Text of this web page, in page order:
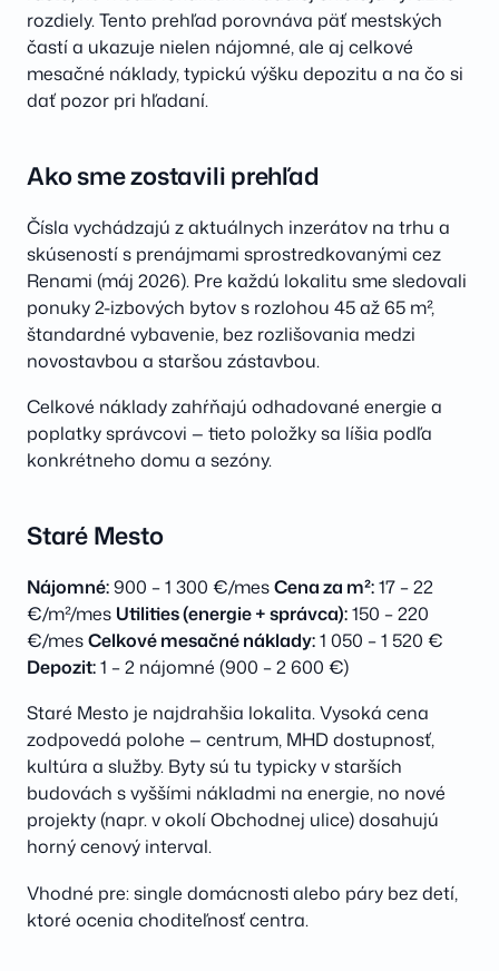
rozdiely. Tento prehľad porovnáva päť mestských
častí a ukazuje nielen nájomné, ale aj celkové
mesačné náklady, typickú výšku depozitu a na čo si
dať pozor pri hľadaní.
Ako sme zostavili prehľad
Čísla vychádzajú z aktuálnych inzerátov na trhu a
skúseností s prenájmami sprostredkovanými cez
Renami (máj 2026). Pre každú lokalitu sme sledovali
ponuky 2-izbových bytov s rozlohou 45 až 65 m²,
štandardné vybavenie, bez rozlišovania medzi
novostavbou a staršou zástavbou.
Celkové náklady zahŕňajú odhadované energie a
poplatky správcovi — tieto položky sa líšia podľa
konkrétneho domu a sezóny.
Staré Mesto
Nájomné:900 – 1 300 €/mesCena za m²:17 – 22
€/m²/mes Utilities (energie + správca):150 – 220
€/mesCelkové mesačné náklady:1 050 – 1 520 €
Depozit:1 – 2 nájomné (900 – 2 600 €)
Staré Mesto je najdrahšia lokalita. Vysoká cena
zodpovedá polohe — centrum, MHD dostupnosť,
kultúra a služby. Byty sú tu typicky v starších
budovách s vyššími nákladmi na energie, no nové
projekty (napr. v okolí Obchodnej ulice) dosahujú
horný cenový interval.
Vhodné pre: single domácnosti alebo páry bez detí,
ktoré ocenia choditeľnosť centra.